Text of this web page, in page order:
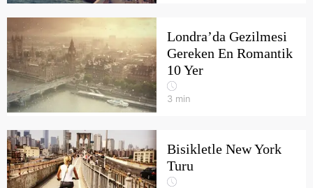
Londra’da Gezilmesi
Gereken En Romantik
10 Yer
3 min
Bisikletle New York
Turu